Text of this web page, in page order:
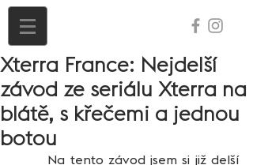
Xterra France: Nejdelší
závod ze seriálu Xterra na
blátě, s křečemi a jednou
botou